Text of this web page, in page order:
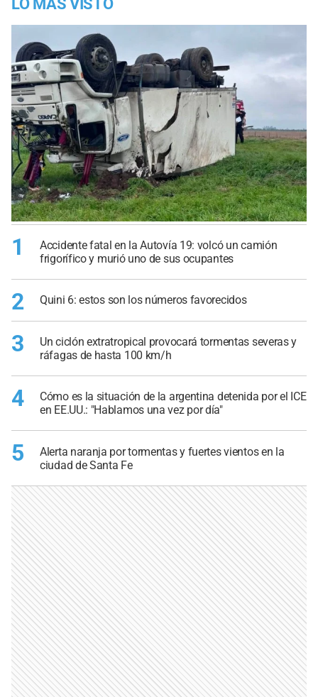
LO MÁS VISTO
1
Accidente fatal en la Autovía 19: volcó un camión
frigorífico y murió uno de sus ocupantes
2 Quini 6: estos son los números favorecidos
3
Un ciclón extratropical provocará tormentas severas y
ráfagas de hasta 100 km/h
4
Cómo es la situación de la argentina detenida por el ICE
en EE.UU.: "Hablamos una vez por día"
5
Alerta naranja por tormentas y fuertes vientos en la
ciudad de Santa Fe